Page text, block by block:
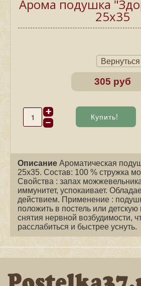
Арома подушка
25х35
305 руб
Описание Ароматическая
25х35. Состав: 100 % стружка
Свойства : запах
иммунитет, успокаивает.
действием. Применение :
положить в постель или детскую
снятия нервной возбудимости,
расслабиться и быстрее уснуть.